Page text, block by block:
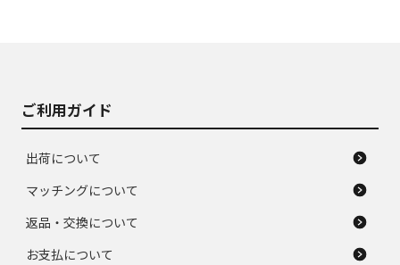
ご利用ガイド
出荷について
マッチングについて
返品・交換について
お支払について